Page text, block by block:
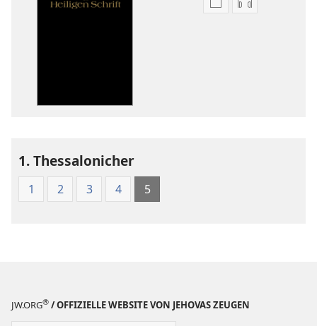
1. Thessalonicher
1 2 3 4 5
JW.ORG® / OFFIZIELLE WEBSITE VON JEHOVAS ZEUGEN